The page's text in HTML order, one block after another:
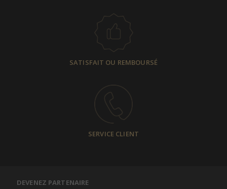
SATISFAIT OU REMBOURSÉ
SERVICE CLIENT
DEVENEZ PARTENAIRE